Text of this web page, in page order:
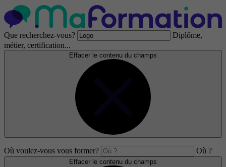
Que recherchez-vous?
Diplôme,
métier, certification...
Effacer le contenu du champs
Où voulez-vous vous former? Où ?
Effacer le contenu du champs